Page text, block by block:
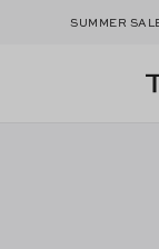
SUMMER